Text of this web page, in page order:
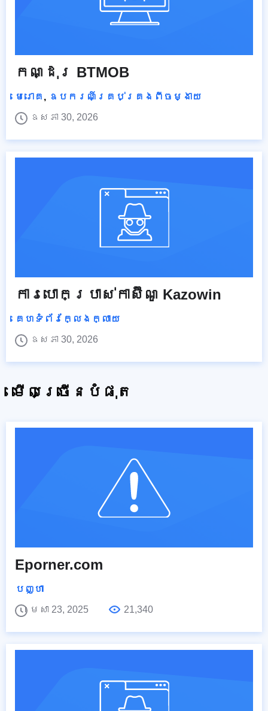
កណ្ដុរ BTMOB
មេរោគ , ឧបករណ៍គ្រប់គ្រងពីចម្ងាយ
ឧសភា 30, 2026
ការបោកប្រាស់កាស៊ីណូ Kazowin
គេហទំព័រក្លែងក្លាយ
ឧសភា 30, 2026
មើលច្រើនបំផុត
Eporner.com
បញ្ហា
មេសា 23, 2025
21,340